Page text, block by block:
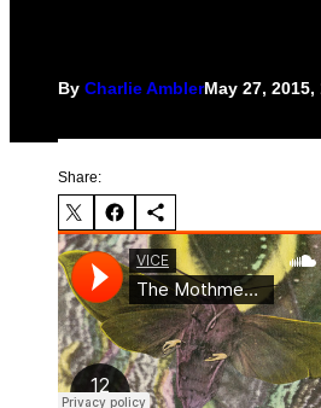
By Charlie AmblerMay 27, 2015,
Share: